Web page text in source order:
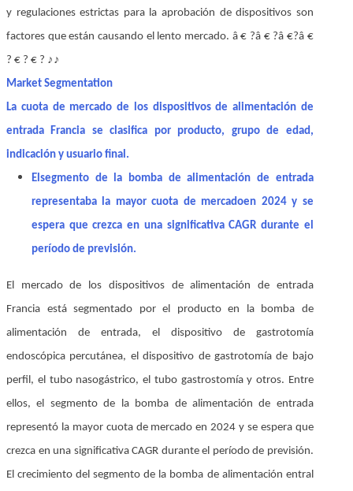
y regulaciones estrictas para la aprobación de dispositivos son
factores que están causando el lento mercado. â € ?â € ?â €?â €
? € ? € ? ♪♪
Market Segmentation
La cuota de mercado de los dispositivos de alimentación de
entrada Francia se clasifica por producto, grupo de edad,
indicación y usuario final.
El segmento de la bomba de alimentación de entrada
representaba la mayor cuota de mercadoen 2024 y se
espera que crezca en una significativa CAGR durante el
período de previsión.
El mercado de los dispositivos de alimentación de entrada
Francia está segmentado por el producto en la bomba de
alimentación de entrada, el dispositivo de gastrotomía
endoscópica percutánea, el dispositivo de gastrotomía de bajo
perfil, el tubo nasogástrico, el tubo gastrostomía y otros. Entre
ellos, el segmento de la bomba de alimentación de entrada
representó la mayor cuota de mercado en 2024 y se espera que
crezca en una significativa CAGR durante el período de previsión.
El crecimiento del segmento de la bomba de alimentación entral